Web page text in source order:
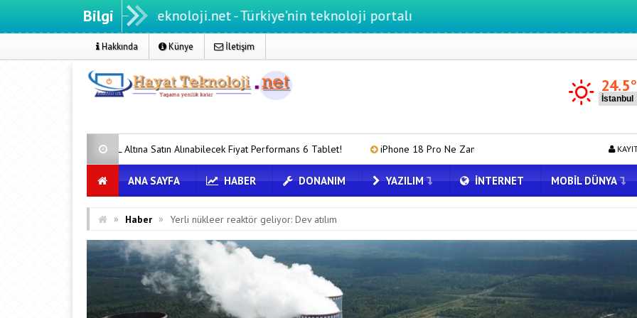
Bilgi
Hayatteknoloji.net - Türkiye'nin teknoloji portalı
Hakkında Künye İletişim
24.5
TL Altına Satın Alınabilecek Fiyat Performans 6 Tablet! iPhone 18 Pro Ne Zaman Tanıtılacak? TCL P80 Serisi Sızdı: İşte İlk Detaylar
ANA SAYFA HABER DONANIM YAZILIM İNTERNET MOBIL DÜNYA
» Haber » Yerli nükleer reaktör geliyor: Dev atılım